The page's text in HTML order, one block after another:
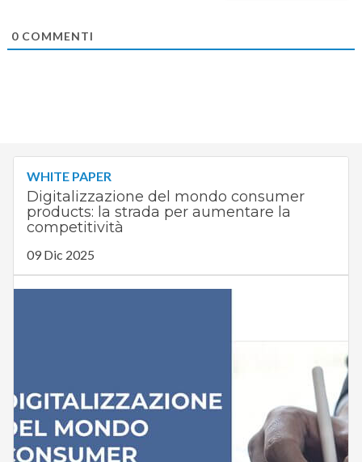
0COMMENTI
WHITE PAPER
Digitalizzazione del mondo consumer
products: la strada per aumentare la
competitività
09 Dic 2025